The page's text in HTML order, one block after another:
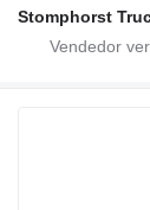
Stomphorst